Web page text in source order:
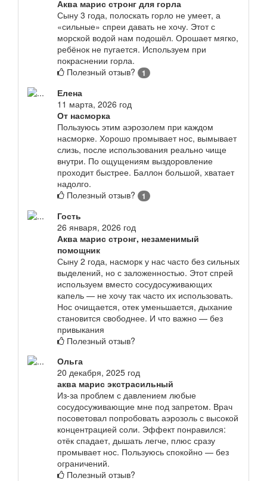
Аква марис стронг для горла
Сыну 3 года, полоскать горло не умеет, а
«сильные» спреи давать не хочу. Этот с
морской водой нам подошёл. Орошает мягко,
ребёнок не пугается. Используем при
покраснении горла.
Полезный отзыв?
1
Елена
11 марта, 2026 год
От насморка
Пользуюсь этим аэрозолем при каждом
насморке. Хорошо промывает нос, вымывает
слизь, после использования реально чище
внутри. По ощущениям выздоровление
проходит быстрее. Баллон большой, хватает
надолго.
Полезный отзыв?
1
Гость
26 января, 2026 год
Аква марис стронг, незаменимый
помощник
Сыну 2 года, насморк у нас часто без сильных
выделений, но с заложенностью. Этот спрей
используем вместо сосудосуживающих
капель — не хочу так часто их использовать.
Нос очищается, отек уменьшается, дыхание
становится свободнее. И что важно — без
привыкания
Полезный отзыв?
Ольга
20 декабря, 2025 год
аква марис экстрасильный
Из-за проблем с давлением любые
сосудосуживающие мне под запретом. Врач
посоветовал попробовать аэрозоль с высокой
концентрацией соли. Эффект понравился:
отёк спадает, дышать легче, плюс сразу
промывает нос. Пользуюсь спокойно — без
ограничений.
Полезный отзыв?